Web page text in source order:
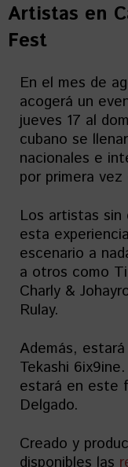
Artistas en
Fest
En el mes de
acogerá un
jueves 17 al
cubano se
nacionales e
por primera vez
Los artistas
esta
escenario a
a otros como
Charly &
Rulay.
Además,
Tekashi
estará en este
Delgado.
Creado y
disponibles las